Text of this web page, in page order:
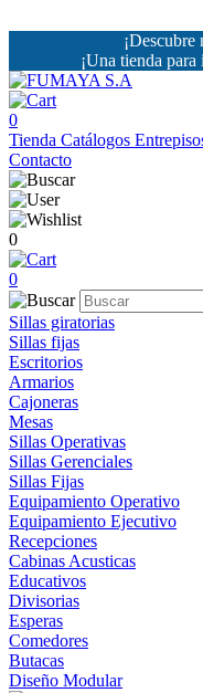
¡Una tienda
0
Tienda Catálogos
Contacto
0
0
Sillas giratorias
Sillas fijas
Escritorios
Armarios
Cajoneras
Mesas
Sillas Operativas
Sillas Gerenciales
Sillas Fijas
Equipamiento Operativo
Equipamiento Ejecutivo
Recepciones
Cabinas Acusticas
Educativos
Divisorias
Esperas
Comedores
Butacas
Diseño Modular